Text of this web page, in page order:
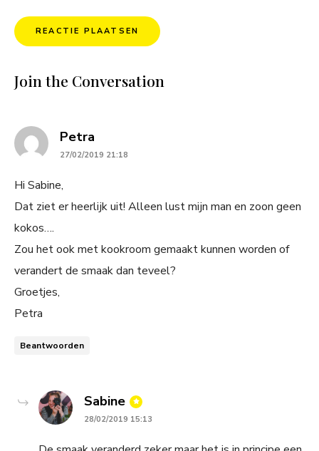
Join the Conversation
Petra
27/02/2019 21:18
Hi Sabine,
Dat ziet er heerlijk uit! Alleen lust mijn man en zoon geen
kokos….
Zou het ook met kookroom gemaakt kunnen worden of
verandert de smaak dan teveel?
Groetjes,
Petra
Beantwoorden
Sabine says:
28/02/2019 15:13